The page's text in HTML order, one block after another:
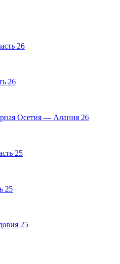
26
26
Осетия — Алания 26
25
25
25